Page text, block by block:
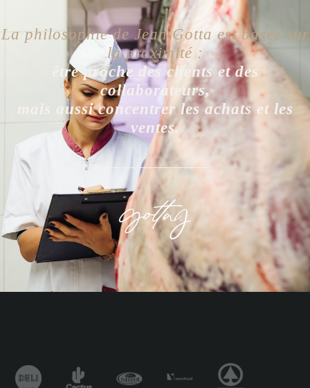
La philosophie de Jean Gotta est basée sur
la proximité :
être proche des clients et des
collaborateurs,
mais aussi concentrer les achats et les
ventes.